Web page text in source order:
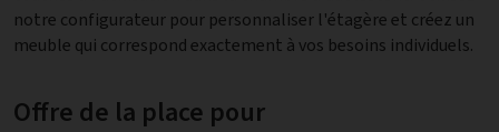
notre configurateur pour personnaliser l'étagère et créez un
meuble qui correspond exactement à vos besoins individuels.
Offre de la place pour